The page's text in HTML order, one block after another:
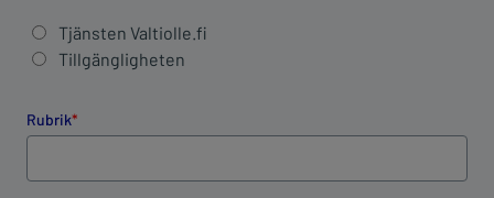
Tjänsten Valtiolle.fi
Tillgängligheten
Rubrik